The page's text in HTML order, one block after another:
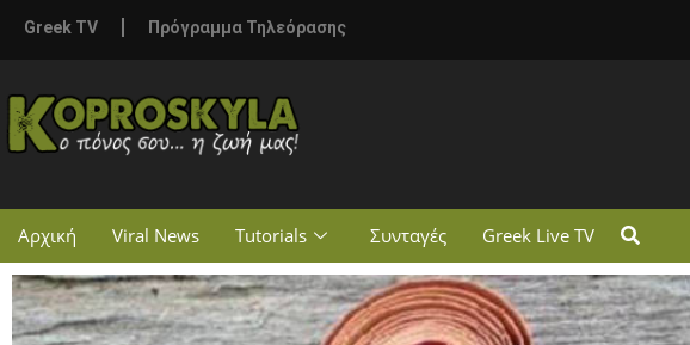
Greek TV Πρόγραμμα Τηλεόρασης
Αρχική Viral News Tutorials Συνταγές Greek Live TV